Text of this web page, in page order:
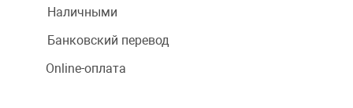
Наличными
Банковский перевод
Online-оплата